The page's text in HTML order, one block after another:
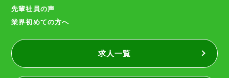
先輩社員の声
業界初めての方へ
求人一覧